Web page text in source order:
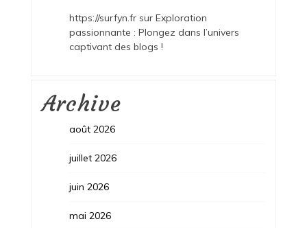
https://surfyn.frsur Exploration
passionnante : Plongez dans l’univers
captivant des blogs !
Archive
août 2026
juillet 2026
juin 2026
mai 2026